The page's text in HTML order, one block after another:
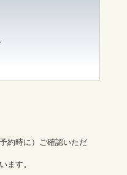
約時に）ご確認いただ
ます。